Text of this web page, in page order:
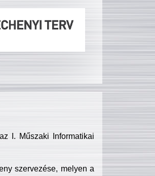
I. Műszaki Informatikai
szervezése, melyen a